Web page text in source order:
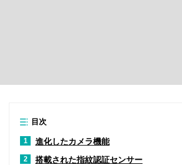
目次
1 進化したカメラ機能
2 搭載された指紋認証センサー